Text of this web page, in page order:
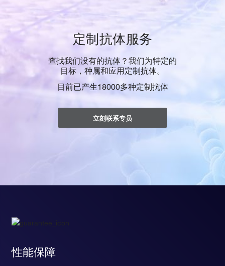
定制抗体服务
查找我们没有的抗体？我们为特定的
目标，种属和应用定制抗体。
目前已产生18000多种定制抗体
立刻联系专员
性能保障